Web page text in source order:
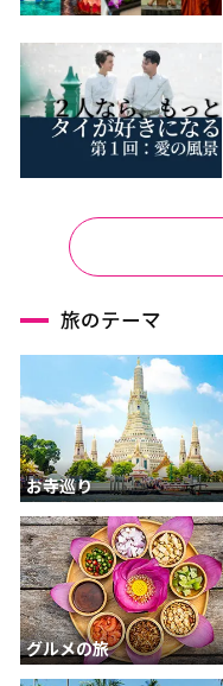
旅のテーマ
お寺巡り
グルメの旅